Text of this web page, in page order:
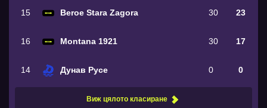
15 Beroe Stara Zagora 30 23
16 Montana 1921 30 17
14 Дунав Русе 0 0
Виж цялото класиране